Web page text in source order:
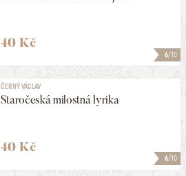
6/10
40 Kč
6/10
ČERNÝ VÁCLAV
Staročeská milostná lyrika
40 Kč